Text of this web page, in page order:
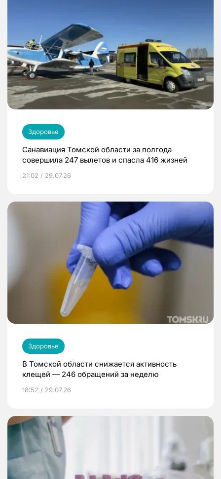
Здоровье
Санавиация Томской области за полгода
совершила 247 вылетов и спасла 416 жизней
21:02 / 29.07.26
Здоровье
В Томской области снижается активность
клещей — 246 обращений за неделю
18:52 / 29.07.26